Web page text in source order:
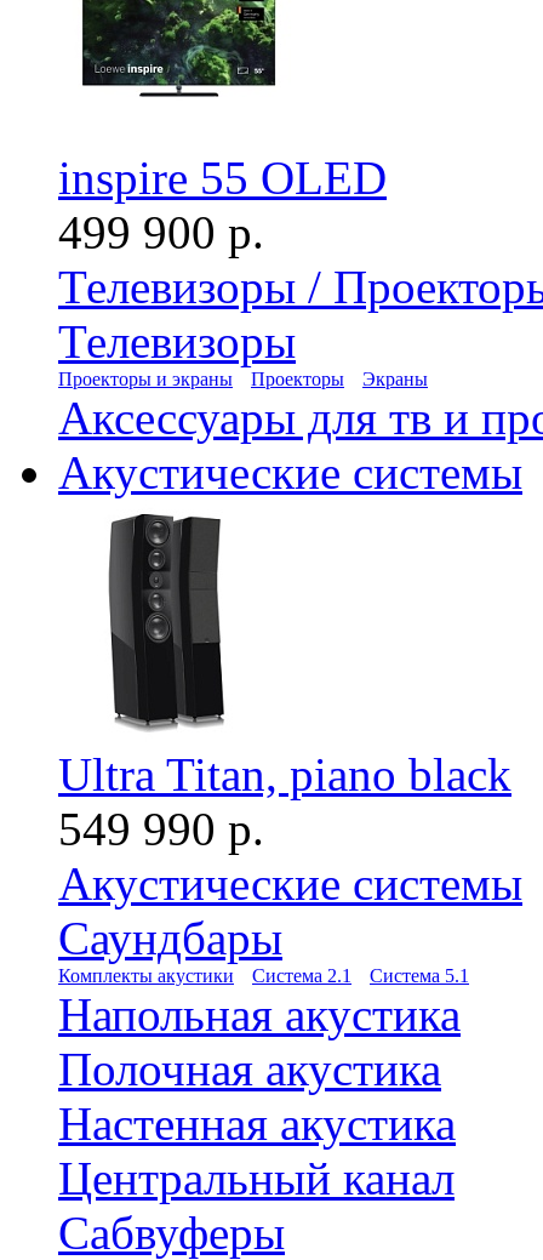
inspire 55 OLED
499 900 р.
Телевизоры /
Телевизоры
Проекторы и экраны Проекторы Экраны
Аксессуары для тв и
Акустические системы
Ultra Titan, piano black
549 990 р.
Акустические системы
Саундбары
Комплекты акустики Система 2.1 Система 5.1
Напольная акустика
Полочная акустика
Настенная акустика
Центральный канал
Сабвуферы